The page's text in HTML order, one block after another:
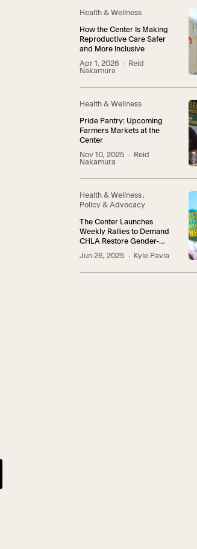
Health & Wellness
How the Center Is Making
Reproductive Care Safer
and More Inclusive
Apr 1, 2026 · Reid
Nakamura
Health & Wellness
Pride Pantry: Upcoming
Farmers Markets at the
Center
Nov 10, 2025 · Reid
Nakamura
Health & Wellness,
Policy & Advocacy
The Center Launches
Weekly Rallies to Demand
CHLA Restore Gender-
Affirming Care
Jun 26, 2025 · Kyle Pavia